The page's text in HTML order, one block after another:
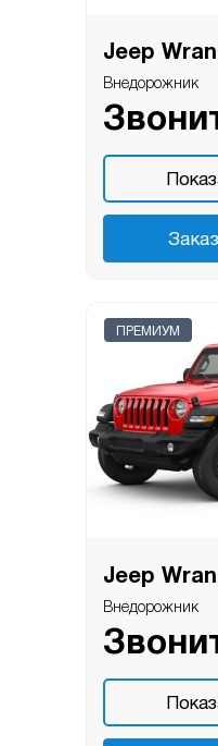
Jeep
Внедорожник
ПРЕМИУМ
Jeep
Внедорожник